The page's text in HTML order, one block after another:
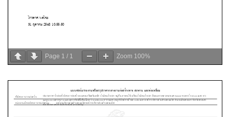
Page 1 / 1 Zoom 100%